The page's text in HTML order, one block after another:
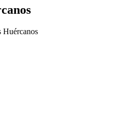
Huércanos